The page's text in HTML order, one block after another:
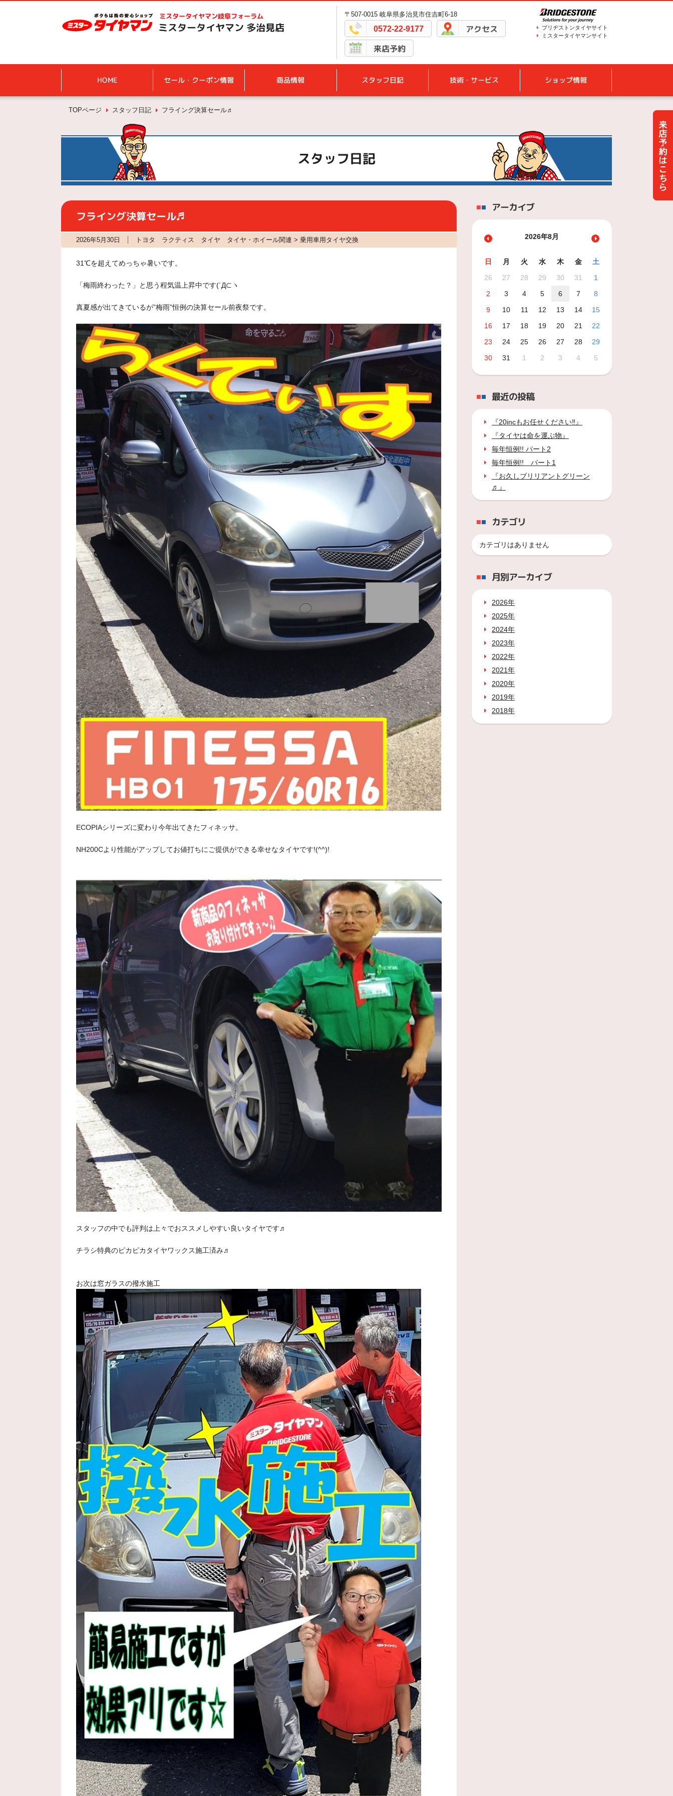
ミスタータイヤマン岐阜フォーラム
ミスタータイヤマン 多治見店
〒507-0015 岐阜県多治見市住吉町6-18
0572-22-9177 アクセス
来店予約
ブリヂストンタイヤサイト
ミスタータイヤマンサイト
HOME セール・クーポン情報 商品情報 スタッフ日記 技術・サービス ショップ情報
TOPページ スタッフ日記 フライング決算セール♬
スタッフ日記
フライング決算セール♬
2026年5月30日 トヨタ ラクティス タイヤ タイヤ・ホイール関連 > 乗用車用タイヤ交換
31℃を超えてめっちゃ暑いです。
「梅雨終わった？」と思う程気温上昇中です(´Д⊂ヽ
真夏感が出てきているが”梅雨”恒例の決算セール前夜祭です。
ECOPIAシリーズに変わり今年出てきたフィネッサ。
NH200Cより性能がアップしてお値打ちにご提供ができる幸せなタイヤです!(^^)!
スタッフの中でも評判は上々でおススメしやすい良いタイヤです♬
チラシ特典のピカピカタイヤワックス施工済み♬
お次は窓ガラスの撥水施工
アーカイブ
2026年8月
日 月 火 水 木 金
土
26
27 28 29 30 31
1
2
3 4 5 6 7
8
9
10 11 12 13 14
15
16
17 18 19 20 21
22
23
24 25 26 27 28
29
30
31 1 2 3 4 5
最近の投稿
『20incもお任せください‼』
『タイヤは命を運ぶ物』
毎年恒例!! パート2
毎年恒例!! パート1
『お久しブリリアントグリーン
♬』
カテゴリ
カテゴリはありません
月別アーカイブ
2026年
2025年
2024年
2023年
2022年
2021年
2020年
2019年
2018年